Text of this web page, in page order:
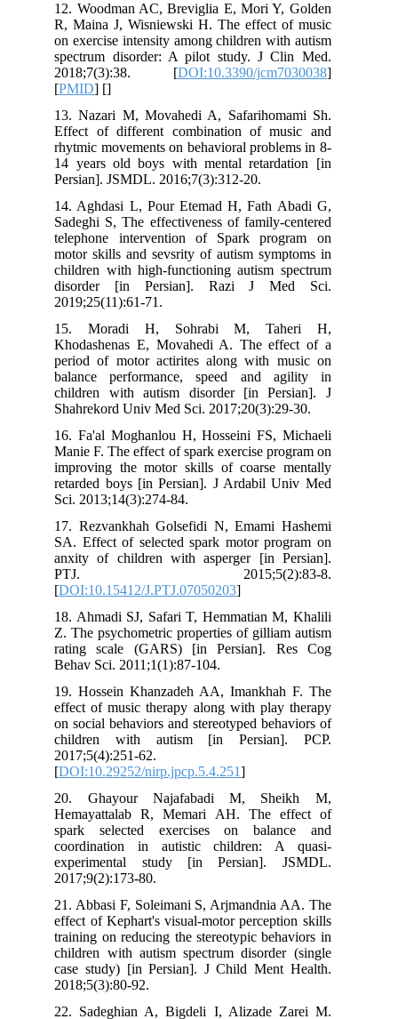
12. Woodman AC, Breviglia E, Mori
R, Maina J, Wisniewski H. The effect
on exercise intensity among children
spectrum disorder: A pilot study. J
2018;7(3):38. [DOI:10.3390/
13. Nazari M, Movahedi A,
Effect of different combination of
rhytmic movements on behavioral
14 years old boys with mental
Persian]. JSMDL. 2016;7(3):312-20.
14. Aghdasi L, Pour Etemad H, Fath
Sadeghi S, The effectiveness of
telephone intervention of Spark
motor skills and sevsrity of autism
children with high-functioning autism
disorder [in Persian]. Razi J
15. Moradi H, Sohrabi M,
Khodashenas E, Movahedi A. The
period of motor actirites along with
balance performance, speed and
children with autism disorder [in
Shahrekord Univ Med Sci.
16. Fa'al Moghanlou H, Hosseini FS,
Manie F. The effect of spark exercise
improving the motor skills of coarse
retarded boys [in Persian]. J Ardabil
Sci. 2013;14(3):274-84.
17. Rezvankhah Golsefidi N, Emami
SA. Effect of selected spark motor
anxity of children with asperger [in
PTJ.
[DOI:10.15412/J.PTJ.07050203
18. Ahmadi SJ, Safari T, Hemmatian
Z. The psychometric properties of
rating scale (GARS) [in Persian].
Behav Sci. 2011;1(1):87-104.
19. Hossein Khanzadeh AA,
effect of music therapy along with
on social behaviors and stereotyped
children with autism [in
[DOI:10.29252/nirp.jpcp.5.4.251
20. Ghayour Najafabadi M,
Hemayattalab R, Memari AH. The
spark selected exercises on
coordination in autistic children:
experimental study [in Persian].
21. Abbasi F, Soleimani S, Arjmandnia
effect of Kephart's visual-motor
training on reducing the stereotypic
children with autism spectrum
case study) [in Persian]. J Child
22. Sadeghian A, Bigdeli I, Alizade